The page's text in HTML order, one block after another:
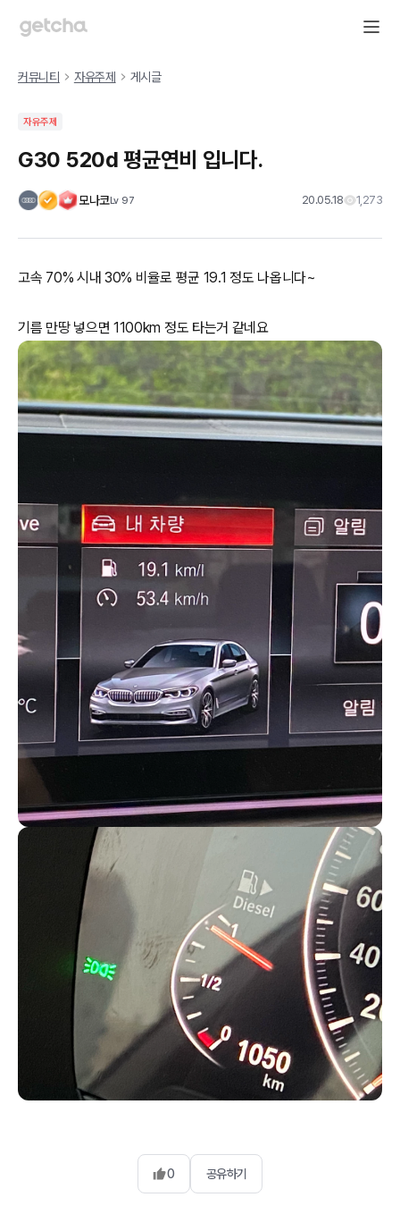
커뮤니티 자유주제 게시글
자유주제
G30 520d 평균연비 입니다.
모나코Lv 97 20.05.18 1,273
고속 70% 시내 30% 비율로 평균 19.1 정도 나옵니다~
기름 만땅 넣으면 1100km 정도 타는거 같네요
0 공유하기